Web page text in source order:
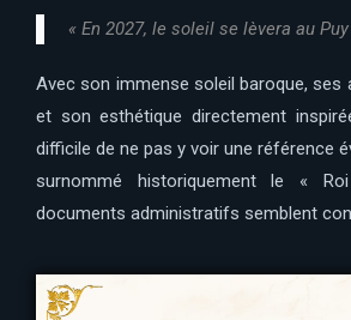
« En 2027, le soleil se lèvera au Puy
Avec son immense soleil baroque, ses
et son esthétique directement
difficile de ne pas y voir une référence
surnommé historiquement le «
documents administratifs semblent